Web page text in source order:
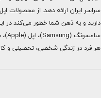
دارید و به ذهن شما خطور می‌کند در
هر فرد در زندگی شخصی، تحصیلی و